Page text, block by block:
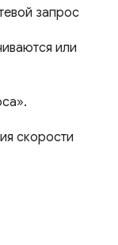
запрос
или
скорости